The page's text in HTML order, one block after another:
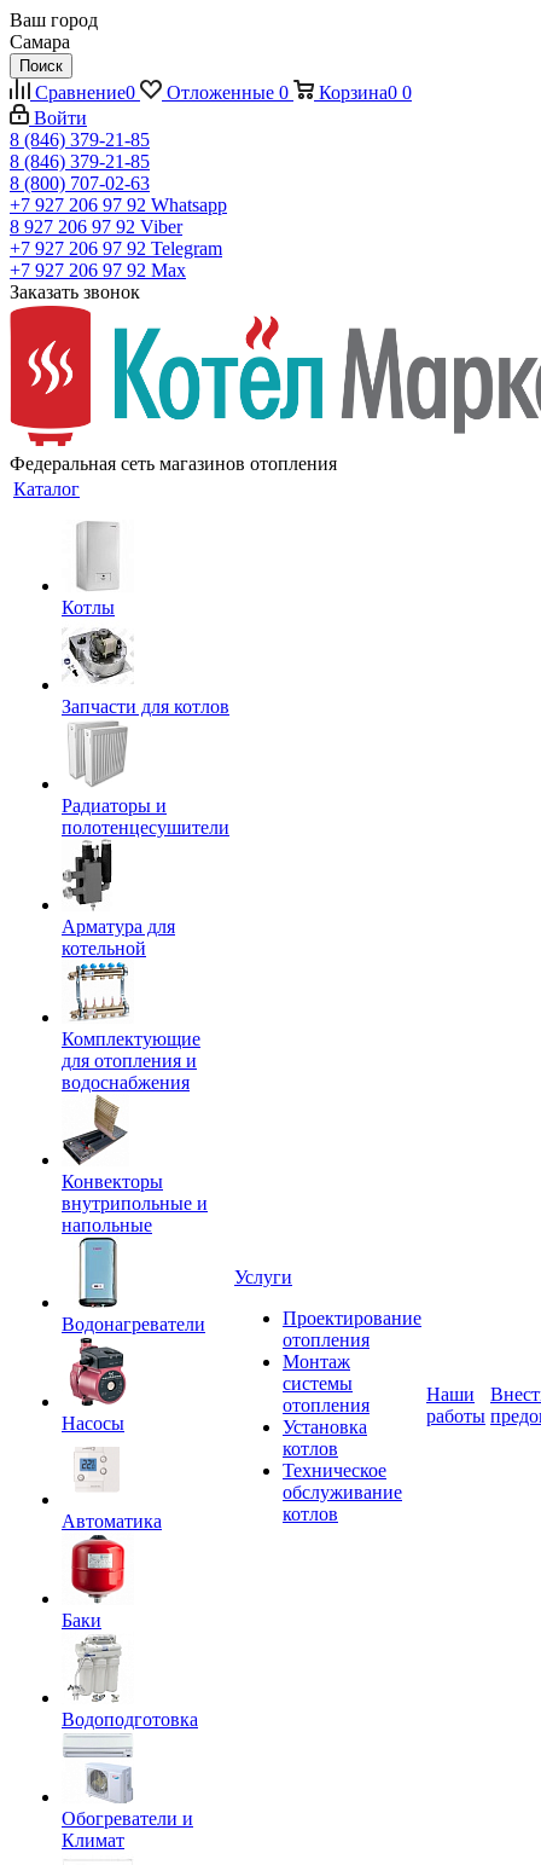
Ваш город
Самара
Поиск
Сравнение0 Отложенные 0 Корзина0 0
Войти
8 (846) 379-21-85
8 (846) 379-21-85
8 (800) 707-02-63
+7 927 206 97 92 Whatsapp
8 927 206 97 92 Viber
+7 927 206 97 92 Telegram
+7 927 206 97 92 Max
Заказать звонок
Федеральная сеть магазинов отопления
Каталог
Котлы
Запчасти для котлов
Радиаторы и
полотенцесушители
Арматура для
котельной
Комплектующие
для отопления и
водоснабжения
Конвекторы
внутрипольные и
напольные
Водонагреватели
Насосы
Автоматика
Баки
Водоподготовка
Обогреватели и
Климат
Услуги
Проектирование
отопления
Монтаж
системы
отопления
Установка
котлов
Техническое
обслуживание
котлов
Наши
работы